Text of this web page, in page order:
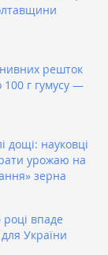
решток
г гумусу —
дощі: науковці
урожаю на
зерна
впаде
України